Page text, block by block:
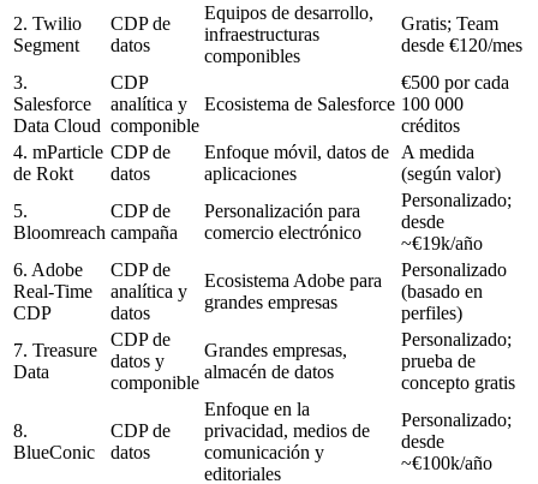
2. Twilio
Segment
CDP de
datos
Equipos de desarrollo,
infraestructuras
componibles
Gratis; Team
desde €120/mes
3.
Salesforce
Data Cloud
CDP
analítica y
componible
Ecosistema de Salesforce
€500 por cada
100 000
créditos
4. mParticle
de Rokt
CDP de
datos
Enfoque móvil, datos de
aplicaciones
A medida
(según valor)
5.
Bloomreach
CDP de
campaña
Personalización para
comercio electrónico
Personalizado;
desde
~€19k/año
6. Adobe
Real-Time
CDP
CDP de
analítica y
datos
Ecosistema Adobe para
grandes empresas
Personalizado
(basado en
perfiles)
7. Treasure
Data
CDP de
datos y
componible
Grandes empresas,
almacén de datos
Personalizado;
prueba de
concepto gratis
8.
BlueConic
CDP de
datos
Enfoque en la
privacidad, medios de
comunicación y
editoriales
Personalizado;
desde
~€100k/año